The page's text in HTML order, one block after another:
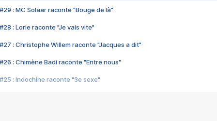
#29 : MC Solaar raconte "Bouge de là"
#28 : Lorie raconte "Je vais vite"
#27 : Christophe Willem raconte "Jacques a dit"
#26 : Chimène Badi raconte "Entre nous"
#25 : Indochine raconte "3e sexe"